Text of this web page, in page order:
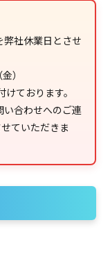
社休業日とさせ
）
ております。
い合わせへのご連
ていただきま